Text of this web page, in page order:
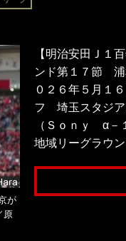
が
原
【明治安田Ｊ１
ンド第１７節
０２６年５月１
フ 埼玉スタジア
（Ｓｏｎｙ α－
地域リーグラウ